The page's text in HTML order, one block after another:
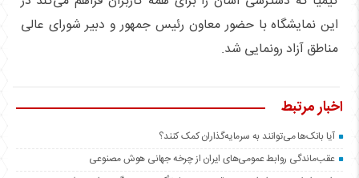
این نمایشگاه با حضور معاون رئیس جمهور و دبیر شورای عالی
مناطق آزاد رونمایی شد.
اخبار مرتبط
آیا بانک‌ها می‌توانند به سرمایه‌گذاران کمک کنند؟
عقب‌ماندگی روابط عمومی‌های ایران از چرخه جهانی هوش مصنوعی